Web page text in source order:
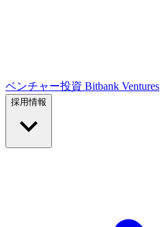
ベンチャー投資 Bitbank Ventures
採用情報